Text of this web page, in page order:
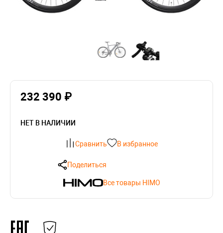
232 390 ₽
НЕТ В НАЛИЧИИ
Сравнить В избранное
Поделиться
Все товары HIMO